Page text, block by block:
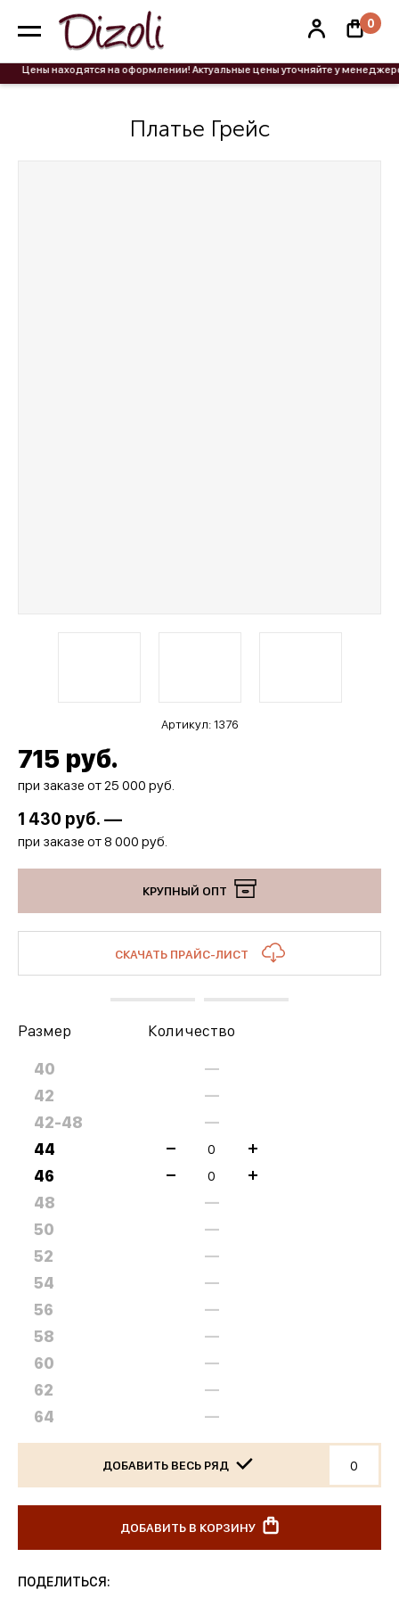
0
Цены находятся на оформлении! Актуальные цены уточняйте у менеджеров.
Платье Грейс
Артикул:1376
715 руб.
при заказе от 25 000 руб.
1 430 руб. —
при заказе от 8 000 руб.
КРУПНЫЙ ОПТ
СКАЧАТЬ ПРАЙС-ЛИСТ
Размер Количество
40
42
42-48
44
46
48
50
52
54
56
58
60
62
64
—
—
—
—
—
—
—
—
—
—
—
—
ДОБАВИТЬ ВЕСЬ РЯД
ДОБАВИТЬ В КОРЗИНУ
ПОДЕЛИТЬСЯ: